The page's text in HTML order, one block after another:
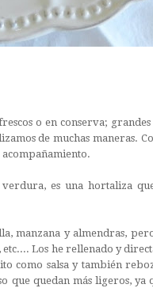
o en conserva;
de muchas maneras.
acompañamiento.
es una hortaliza
manzana y almendras,
Los he rellenado y
como salsa y también
que quedan más ligeros, ya